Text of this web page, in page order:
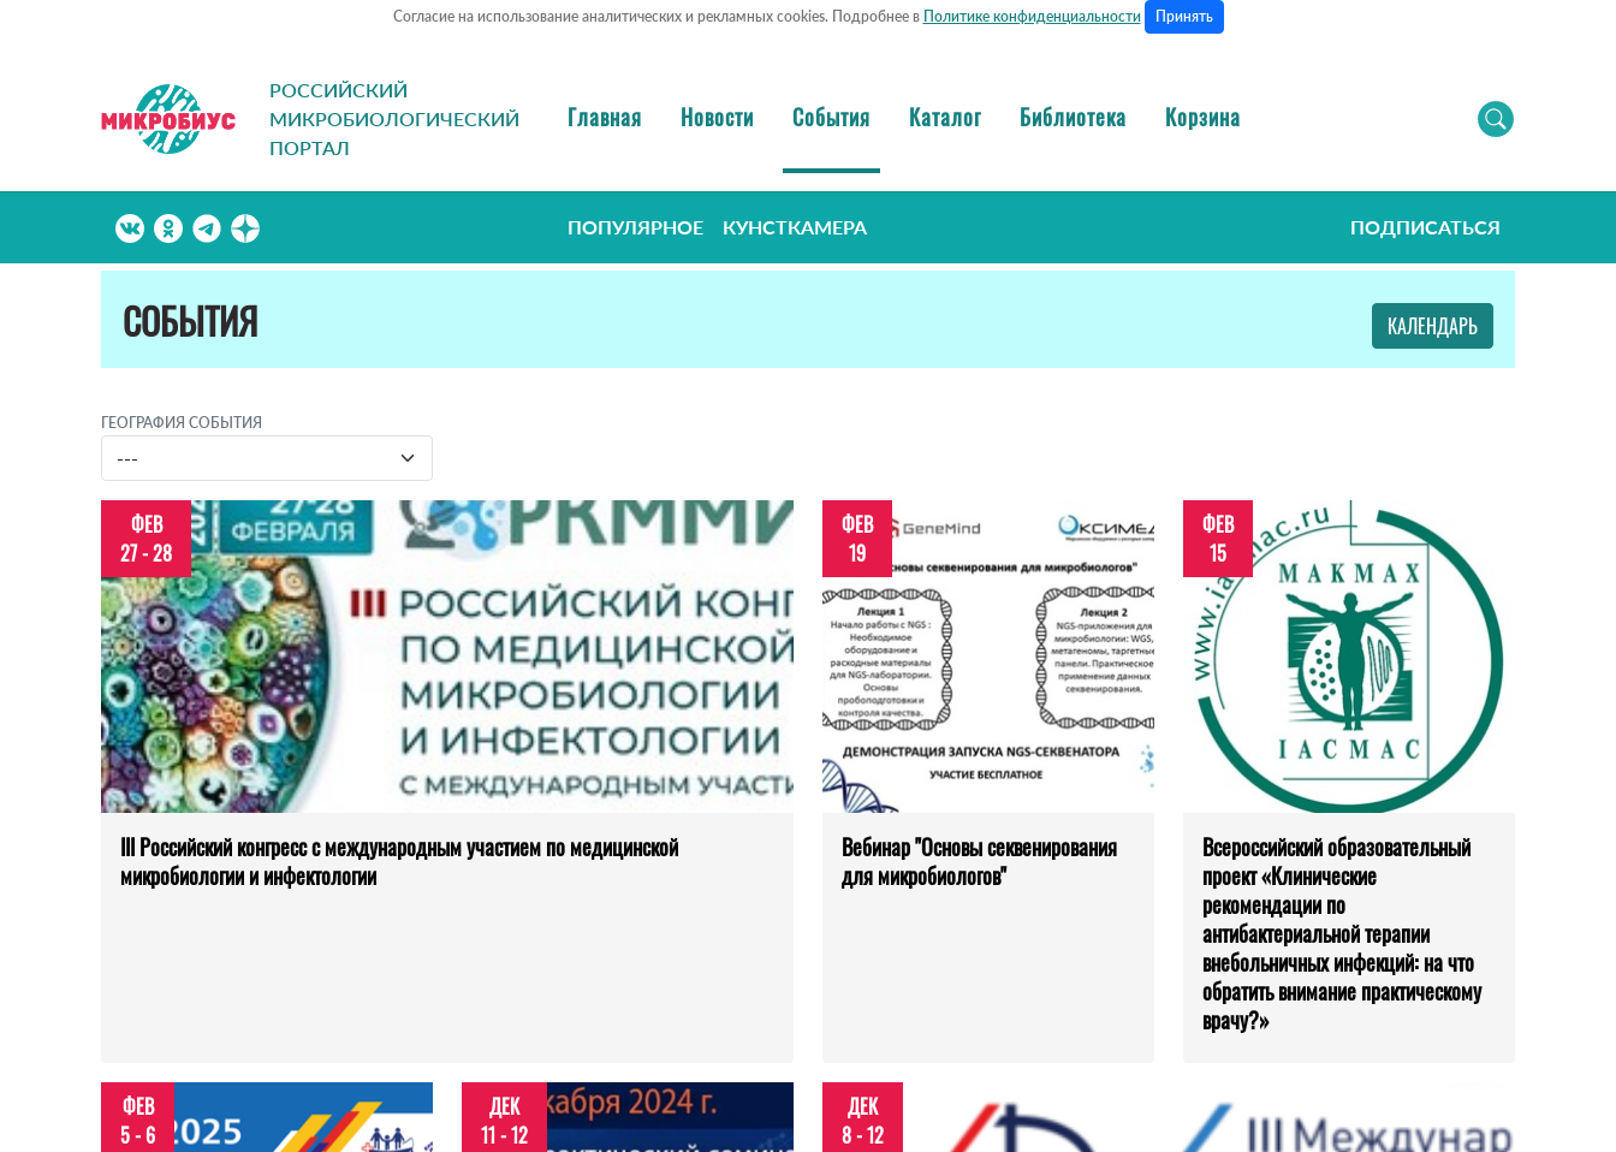
Согласие на использование аналитических и рекламных cookies. Подробнее в Политике конфиденциальности Принять
РОССИЙСКИЙ
МИКРОБИОЛОГИЧЕСКИЙ
ПОРТАЛ
Главная Новости События Каталог Библиотека Корзина
ПОПУЛЯРНОЕ КУНСТКАМЕРА ПОДПИСАТЬСЯ
СОБЫТИЯ КАЛЕНДАРЬ
ГЕОГРАФИЯ СОБЫТИЯ
ФЕВ
27 - 28
III Российский конгресс с международным участием по медицинской
микробиологии и инфектологии
ФЕВ
19
Вебинар "Основы секвенирования
для микробиологов"
ФЕВ
15
Всероссийский образовательный
проект «Клинические
рекомендации по
антибактериальной терапии
внебольничных инфекций: на что
обратить внимание практическому
врачу?»
ФЕВ
5 - 6
ДЕК
11 - 12
ДЕК
8 - 12